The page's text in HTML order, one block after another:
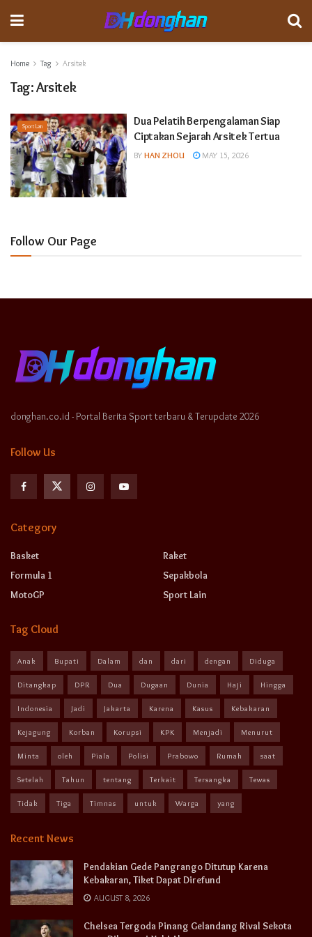
Home Tag Arsitek
Tag:Arsitek
Sport Lain
Dua Pelatih Berpengalaman Siap
Ciptakan Sejarah Arsitek Tertua
BY HAN ZHOU MAY 15, 2026
Follow Our Page
donghan.co.id - Portal Berita Sport terbaru & Terupdate 2026
Follow Us
Category
Basket
Formula 1
MotoGP
Raket
Sepakbola
Sport Lain
Tag Cloud
Anak Bupati Dalam dan dari dengan Diduga
Ditangkap DPR Dua Dugaan Dunia Haji Hingga
Indonesia Jadi Jakarta Karena Kasus Kebakaran
Kejagung Korban Korupsi KPK Menjadi Menurut
Minta oleh Piala Polisi Prabowo Rumah saat
Setelah Tahun tentang Terkait Tersangka Tewas
Tidak Tiga Timnas untuk Warga yang
Recent News
Pendakian Gede Pangrango Ditutup Karena
Kebakaran, Tiket Dapat Direfund
AUGUST 8, 2026
Chelsea Tergoda Pinang Gelandang Rival Sekota